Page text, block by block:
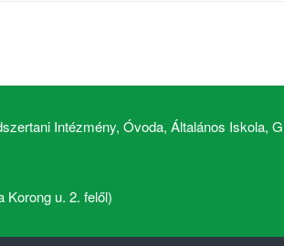
Intézmény, Óvoda, Általános Iskola,
Korong u. 2. felől)